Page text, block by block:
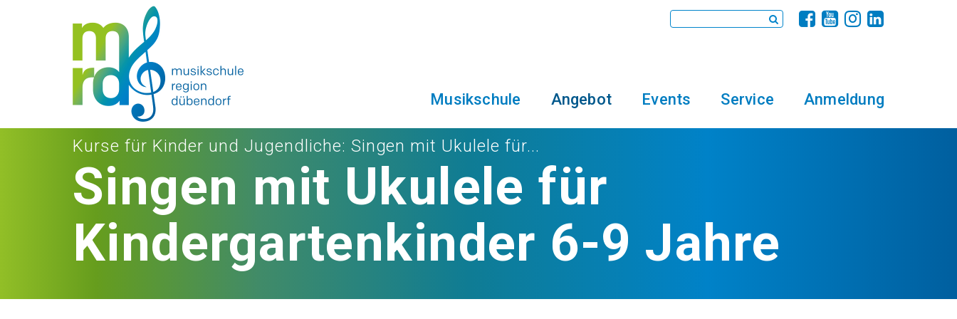
Musikschule Angebot Events Service Anmeldung
Kurse für Kinder und Jugendliche: Singen mit Ukulele für...
Singen mit Ukulele für
Kindergartenkinder 6-9 Jahre